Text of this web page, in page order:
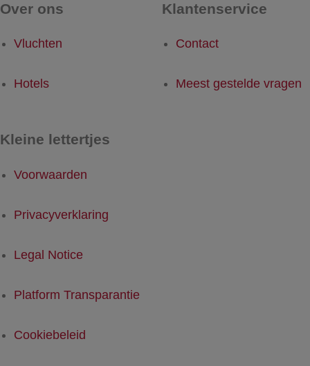
Over ons
Vluchten
Hotels
Klantenservice
Contact
Meest gestelde vragen
Kleine lettertjes
Voorwaarden
Privacyverklaring
Legal Notice
Platform Transparantie
Cookiebeleid